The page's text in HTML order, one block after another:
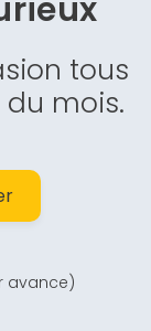
tous
mois.
avance)